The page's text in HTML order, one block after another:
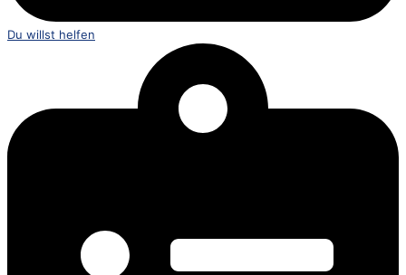
Du willst helfen